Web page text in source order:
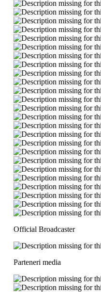
Official Broadcaster
Parteneri media